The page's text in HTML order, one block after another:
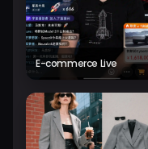
E-commerce Live